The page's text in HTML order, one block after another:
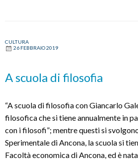
CULTURA
26 FEBBRAIO 2019
A scuola di filosofia
“A scuola di filosofia con Giancarlo
filosofica che si tiene annualmente in
con i filosofi”; mentre questi si
Sperimentale di Ancona, la scuola si
Facoltà economica di Ancona, ed è